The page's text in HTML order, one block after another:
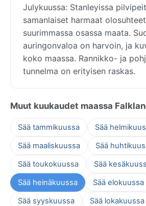
Julykuussa: Stanleyissa
samanlaiset harmaat
suurimmassa osassa maata.
auringonvaloa on harvoin, ja
koko maassa. Rannikko- ja
tunnelma on erityisen raskas.
Muut kuukaudet maassa
Sää tammikuussa
Sää
Sää maaliskuussa
Sää
Sää toukokuussa
Sää
Sää heinäkuussa
Sää elokuussa
Sää syyskuussa
Sää lokakuussa